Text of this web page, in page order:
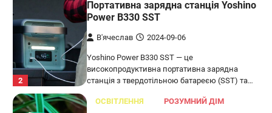
2
Портативна зарядна станція Yoshino
Power B330 SST
В'ячеслав 2024-09-06
Yoshino Power B330 SST — це
високопродуктивна портативна зарядна
станція з твердотільною батареєю (SST) та…
ОСВІТЛЕННЯ РОЗУМНИЙ ДІМ